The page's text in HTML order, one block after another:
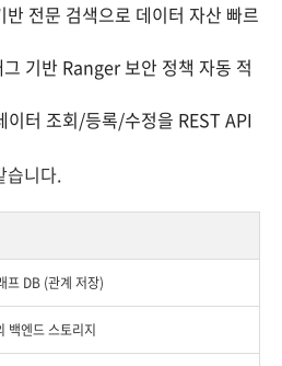
전문 검색으로 데이터 자산 빠르
기반 Ranger 보안 정책 자동 적
이터 조회/등록/수정을 REST API
습니다.
프 DB (관계 저장)
엔드 스토리지